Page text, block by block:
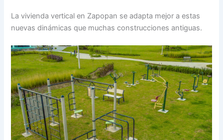
La vivienda vertical en Zapopan se adapta mejor a estas
nuevas dinámicas que muchas construcciones antiguas.